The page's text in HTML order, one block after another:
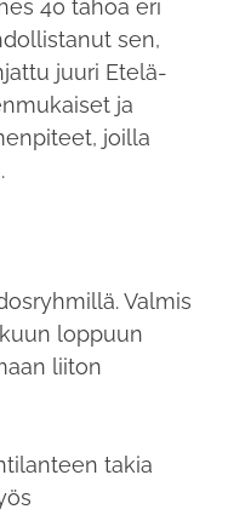
40 tahoa eri
sen,
juuri Etelä-
ja
joilla
Valmis
loppuun
liiton
takia